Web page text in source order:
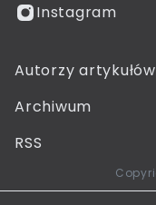
Instagram
Autorzy artykułów
Archiwum
RSS